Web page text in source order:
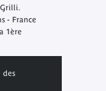
- France
1ère